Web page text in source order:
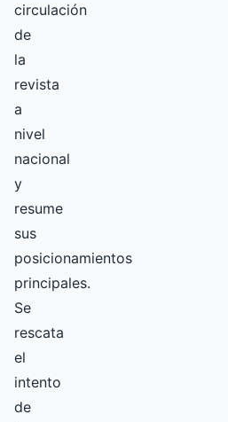
circulación
de
la
revista
a
nivel
nacional
y
resume
sus
posicionamientos
principales.
Se
rescata
el
intento
de